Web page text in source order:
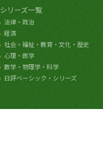
シリーズ一覧
法律・政治
経済
社会・福祉・教育・文化・歴史
心理・医学
数学・物理学・科学
日評ベーシック・シリーズ